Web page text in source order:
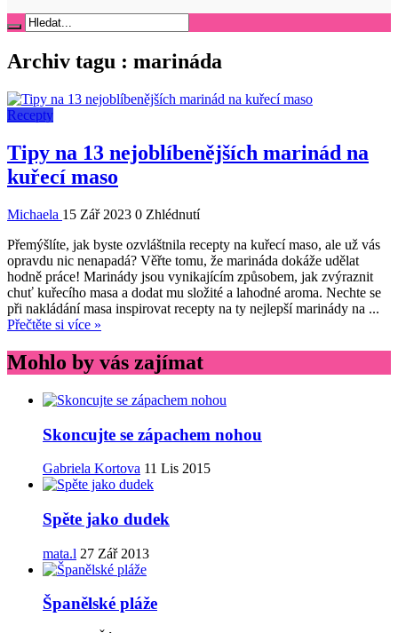
Archiv tagu : marináda
Recepty
Tipy na 13 nejoblíbenějších marinád na
kuřecí maso
Michaela 15 Zář 2023 0 Zhlédnutí
Přemýšlíte, jak byste ozvláštnila recepty na kuřecí maso, ale už vás
opravdu nic nenapadá? Věřte tomu, že marináda dokáže udělat
hodně práce! Marinády jsou vynikajícím způsobem, jak zvýraznit
chuť kuřecího masa a dodat mu složité a lahodné aroma. Nechte se
při nakládání masa inspirovat recepty na ty nejlepší marinády na ...
Přečtěte si více »
Mohlo by vás zajímat
Skoncujte se zápachem nohou
Gabriela Kortova 11 Lis 2015
Spěte jako dudek
mata.l 27 Zář 2013
Španělské pláže